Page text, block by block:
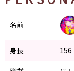
名前
身長 156